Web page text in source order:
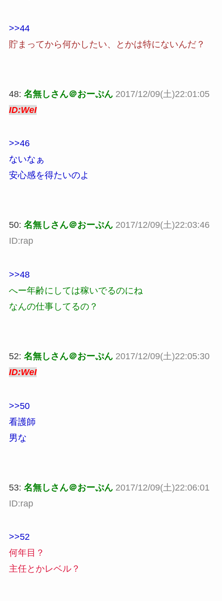
>>44
貯まってから何かしたい、とかは特にないんだ？
48: 名無しさん＠おーぷん 2017/12/09(土)22:01:05
ID:WeI
>>46
ないなぁ
安心感を得たいのよ
50: 名無しさん＠おーぷん 2017/12/09(土)22:03:46
ID:rap
>>48
へー年齢にしては稼いでるのにね
なんの仕事してるの？
52: 名無しさん＠おーぷん 2017/12/09(土)22:05:30
ID:WeI
>>50
看護師
男な
53: 名無しさん＠おーぷん 2017/12/09(土)22:06:01
ID:rap
>>52
何年目？
主任とかレベル？